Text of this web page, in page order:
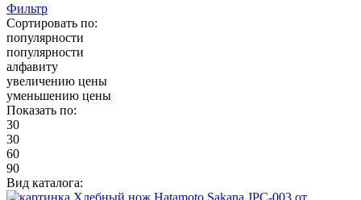
Фильтр
Сортировать по:
популярности
популярности
алфавиту
увеличению цены
уменьшению цены
Показать по:
30
30
60
90
Вид каталога: